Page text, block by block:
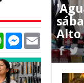
WhatsAppMessenger
EmailAlto